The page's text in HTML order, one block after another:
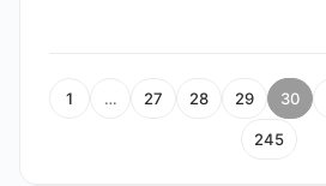
1 … 27 28 29 30
245